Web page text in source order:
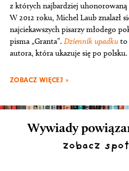
z których najbardziej uhonorowaną
W 2012 roku, Michel Laub znalazł
najciekawszych pisarzy młodego
pisma „Granta”. Dziennik upadku to
autora, która ukazuje się po polsku.
ZOBACZ WIĘCEJ »
Wywiady
zobacz